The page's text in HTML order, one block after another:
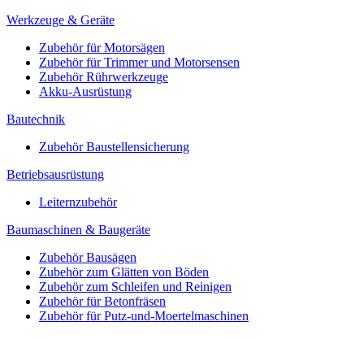
Werkzeuge & Geräte
Zubehör für Motorsägen
Zubehör für Trimmer und Motorsensen
Zubehör Rührwerkzeuge
Akku-Ausrüstung
Bautechnik
Zubehör Baustellensicherung
Betriebsausrüstung
Leiternzubehör
Baumaschinen & Baugeräte
Zubehör Bausägen
Zubehör zum Glätten von Böden
Zubehör zum Schleifen und Reinigen
Zubehör für Betonfräsen
Zubehör für Putz-und-Moertelmaschinen